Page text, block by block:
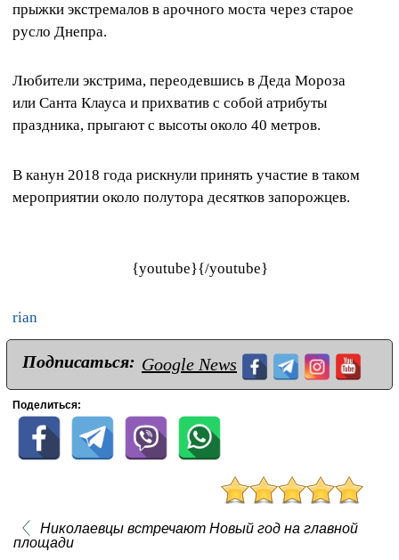
прыжки экстремалов в арочного моста через старое
русло Днепра.
Любители экстрима, переодевшись в Деда Мороза
или Санта Клауса и прихватив с собой атрибуты
праздника, прыгают с высоты около 40 метров.
В канун 2018 года рискнули принять участие в таком
мероприятии около полутора десятков запорожцев.
{youtube}{/youtube}
rian
Подписаться: Google News
Поделиться:
Николаевцы встречают Новый год на главной
площади